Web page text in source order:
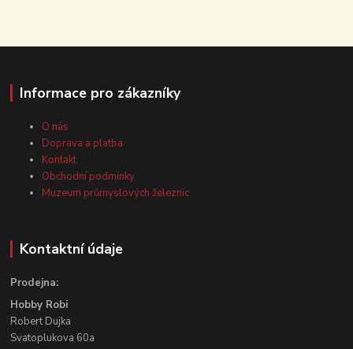
Informace pro zákazníky
O nás
Doprava a platba
Kontakt
Obchodní podmínky
Muzeum průmyslových železnic
Kontaktní údaje
Prodejna:
Hobby Robi
Robert Dujka
Svatoplukova 60a